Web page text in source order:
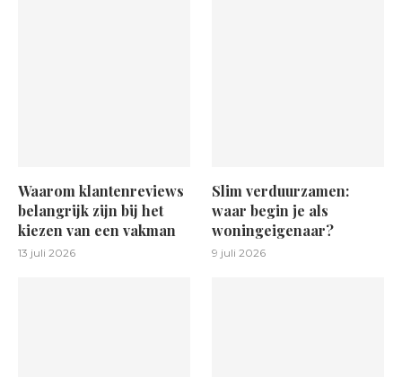
Waarom klantenreviews
belangrijk zijn bij het
kiezen van een vakman
13 juli 2026
Slim verduurzamen:
waar begin je als
woningeigenaar?
9 juli 2026